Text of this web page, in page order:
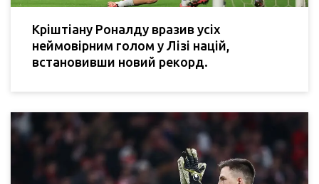
Кріштіану Роналду вразив усіх
неймовірним голом у Лізі націй,
встановивши новий рекорд.